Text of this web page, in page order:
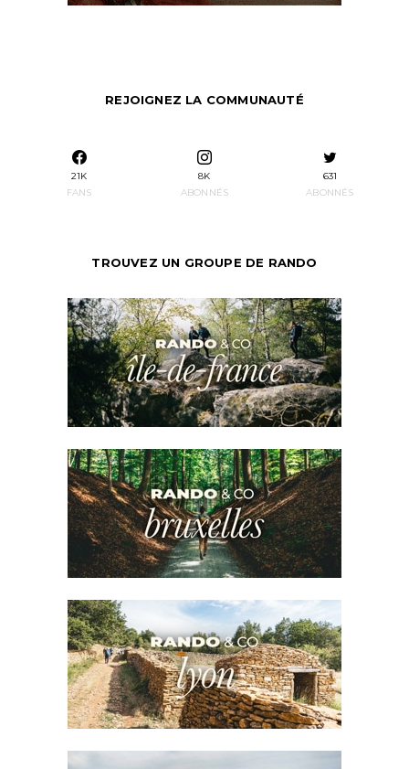
REJOIGNEZ LA COMMUNAUTÉ
21K
FANS
8K
ABONNÉS
631
ABONNÉS
TROUVEZ UN GROUPE DE RANDO